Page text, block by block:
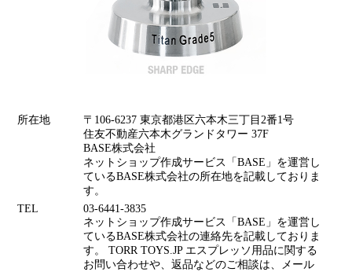
所在地
〒106-6237 東京都港区六本木三丁目2番1号
住友不動産六本木グランドタワー 37F
BASE株式会社
ネットショップ作成サービス「BASE」を運営し
ているBASE株式会社の所在地を記載しておりま
す。
TEL
03-6441-3835
ネットショップ作成サービス「BASE」を運営し
ているBASE株式会社の連絡先を記載しておりま
す。 TORR TOYS.JP エスプレッソ用品に関する
お問い合わせや、返品などのご相談は、メール